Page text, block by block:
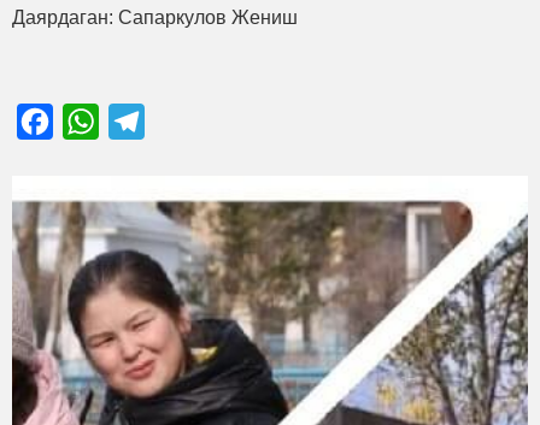
Даярдаган: Сапаркулов Жениш
FacebookWhatsApp